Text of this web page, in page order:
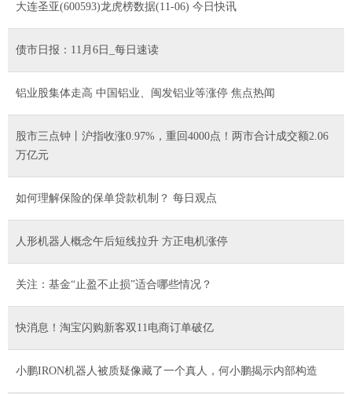
大连圣亚(600593)龙虎榜数据(11-06) 今日快讯
债市日报：11月6日_每日速读
铝业股集体走高 中国铝业、闽发铝业等涨停 焦点热闻
股市三点钟丨沪指收涨0.97%，重回4000点！两市合计成交额2.06
万亿元
如何理解保险的保单贷款机制？ 每日观点
人形机器人概念午后短线拉升 方正电机涨停
关注：基金“止盈不止损”适合哪些情况？
快消息！淘宝闪购新客双11电商订单破亿
小鹏IRON机器人被质疑像藏了一个真人，何小鹏揭示内部构造